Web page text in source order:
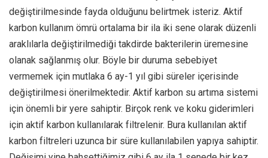
değiştirilmesinde fayda olduğunu belirtmek isteriz. Aktif
karbon kullanım ömrü ortalama bir ila iki sene olarak düzenli
araklılarla değiştirilmediği takdirde bakterilerin üremesine
olanak sağlanmış olur. Böyle bir duruma sebebiyet
vermemek için mutlaka 6 ay-1 yıl gibi süreler içerisinde
değiştirilmesi önerilmektedir. Aktif karbon su artıma sistemi
için önemli bir yere sahiptir. Birçok renk ve koku giderimleri
için aktif karbon kullanılarak filtrelenir. Bura kullanılan aktif
karbon filtreleri uzunca bir süre kullanılabilen yapıya sahiptir.